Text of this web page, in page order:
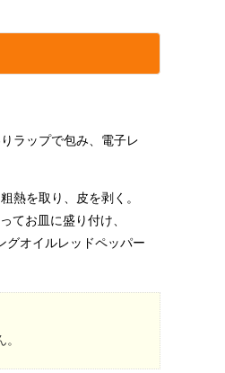
ラップで包み、電子レ
熱を取り、皮を剥く。
てお皿に盛り付け、
グオイルレッドペッパー